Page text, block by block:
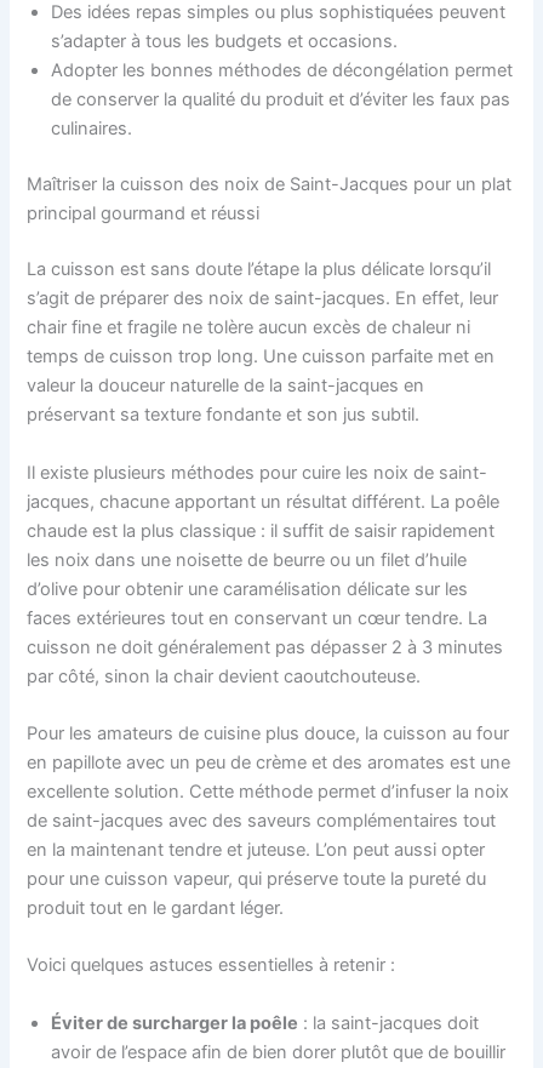
Des idées repas simples ou plus sophistiquées peuvent
s’adapter à tous les budgets et occasions.
Adopter les bonnes méthodes de décongélation permet
de conserver la qualité du produit et d’éviter les faux pas
culinaires.
Maîtriser la cuisson des noix de Saint-Jacques pour un plat
principal gourmand et réussi
La cuisson est sans doute l’étape la plus délicate lorsqu’il
s’agit de préparer des noix de saint-jacques. En effet, leur
chair fine et fragile ne tolère aucun excès de chaleur ni
temps de cuisson trop long. Une cuisson parfaite met en
valeur la douceur naturelle de la saint-jacques en
préservant sa texture fondante et son jus subtil.
Il existe plusieurs méthodes pour cuire les noix de saint-
jacques, chacune apportant un résultat différent. La poêle
chaude est la plus classique : il suffit de saisir rapidement
les noix dans une noisette de beurre ou un filet d’huile
d’olive pour obtenir une caramélisation délicate sur les
faces extérieures tout en conservant un cœur tendre. La
cuisson ne doit généralement pas dépasser 2 à 3 minutes
par côté, sinon la chair devient caoutchouteuse.
Pour les amateurs de cuisine plus douce, la cuisson au four
en papillote avec un peu de crème et des aromates est une
excellente solution. Cette méthode permet d’infuser la noix
de saint-jacques avec des saveurs complémentaires tout
en la maintenant tendre et juteuse. L’on peut aussi opter
pour une cuisson vapeur, qui préserve toute la pureté du
produit tout en le gardant léger.
Voici quelques astuces essentielles à retenir :
Éviter de surcharger la poêle : la saint-jacques doit
avoir de l’espace afin de bien dorer plutôt que de bouillir